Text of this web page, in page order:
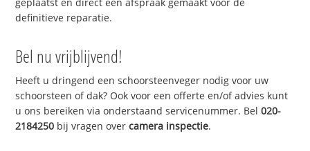
definitieve reparatie.
Bel nu vrijblijvend!
Heeft u dringend een schoorsteenveger nodig voor uw
schoorsteen of dak? Ook voor een offerte en/of advies kunt
u ons bereiken via onderstaand servicenummer. Bel020-
2184250 bij vragen overcamera inspectie.